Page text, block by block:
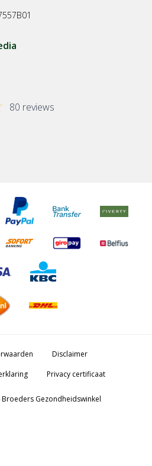
80 reviews
Disclaimer
Privacy certificaat
Broeders Gezondheidswinkel